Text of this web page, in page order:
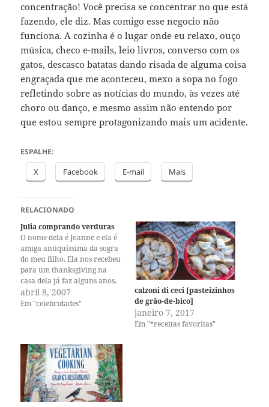
concentração! Você precisa se concentrar no que está
fazendo, ele diz. Mas comigo esse negocio não
funciona. A cozinha é o lugar onde eu relaxo, ouço
música, checo e-mails, leio livros, converso com os
gatos, descasco batatas dando risada de alguma coisa
engraçada que me aconteceu, mexo a sopa no fogo
refletindo sobre as notícias do mundo, às vezes até
choro ou danço, e mesmo assim não entendo por
que estou sempre protagonizando mais um acidente.
ESPALHE:
X Facebook E-mail Mais
RELACIONADO
Julia comprando verduras
O nome dela é Joanne e ela é
amiga antiquíssima da sogra
do meu filho. Ela nos recebeu
para um thanksgiving na
casa dela já faz alguns anos.
Naquela ocasião Joanne
cozinhou um menu vintage
abril 8, 2007
Em "celebridades"
calzoni di ceci [pasteizinhos
de grão-de-bico]
janeiro 7, 2017
Em "*receitas favoritas"